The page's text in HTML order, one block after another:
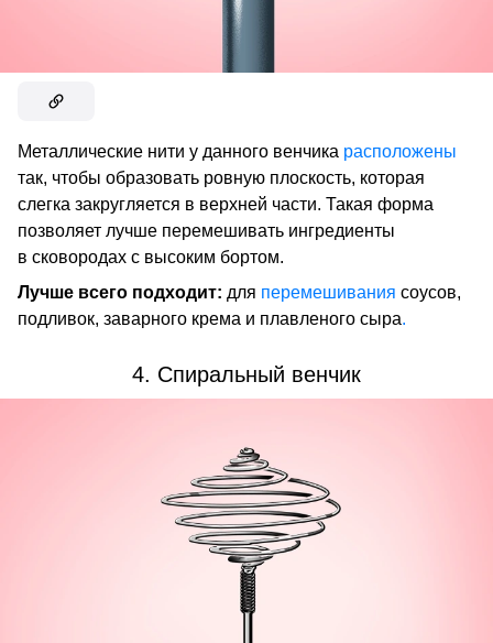
Металлические нити у данного венчика расположены
так, чтобы образовать ровную плоскость, которая
слегка закругляется в верхней части. Такая форма
позволяет лучше перемешивать ингредиенты
в сковородах с высоким бортом.
Лучше всего подходит: для перемешивания соусов,
подливок, заварного крема и плавленого сыра.
4. Спиральный венчик